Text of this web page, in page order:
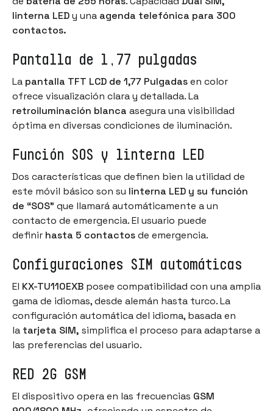
linterna LEDy una agenda telefónica para 300
contactos.
Pantalla de 1,77 pulgadas
La pantalla TFT LCD de 1,77 Pulgadasen color
ofrece visualización clara y detallada. La
retroiluminación blanca asegura una visibilidad
óptima en diversas condiciones de iluminación.
Función SOS y linterna LED
Dos características que definen bien la utilidad de
este móvil básico son su linterna LED y su función
de “SOS” que llamará automáticamente a un
contacto de emergencia. El usuario puede
definir hasta 5 contactosde emergencia.
Configuraciones SIM automáticas
El KX-TU110EXB posee compatibilidad con una amplia
gama de idiomas, desde alemán hasta turco. La
configuración automática del idioma, basada en
la tarjeta SIM, simplifica el proceso para adaptarse a
las preferencias del usuario.
RED 2G GSM
El dispositivo opera en las frecuencias GSM